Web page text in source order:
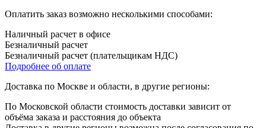
Оплатить заказ возможно несколькими способами:
Наличный расчет в офисе
Безналичный расчет
Безналичный расчет (плательщикам НДС)
Подробнее об оплате
Доставка по Москве и области, в другие регионы:
По Московской области стоимость доставки зависит от
объёма заказа и расстояния до объекта